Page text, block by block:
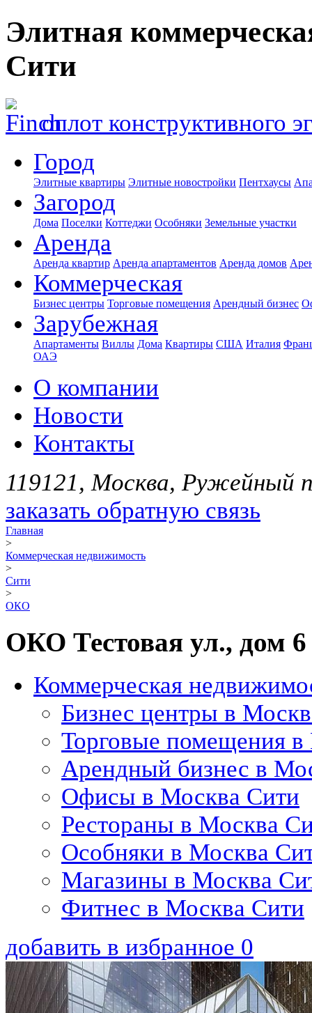
Элитная
Сити
оплот конструктивного
Город
Элитные квартиры Элитные новостройки Пентхаусы
Загород
Дома Поселки Коттеджи Особняки Земельные участки
Аренда
Аренда квартир Аренда апартаментов Аренда домов
Коммерческая
Бизнес центры Торговые помещения Арендный бизнес
Зарубежная
Апартаменты Виллы Дома Квартиры США Италия
ОАЭ
О компании
Новости
Контакты
119121, Москва, Ружейный
заказать обратную связь
Главная
>
Коммерческая недвижимость
>
Сити
>
ОКО
ОКО Тестовая ул., дом 6
Коммерческая
Бизнес центры в
Торговые помещения
Арендный бизнес в
Офисы в Москва Сити
Рестораны в Москва
Особняки в Москва
Магазины в Москва
Фитнес в Москва Сити
добавить в избранное 0